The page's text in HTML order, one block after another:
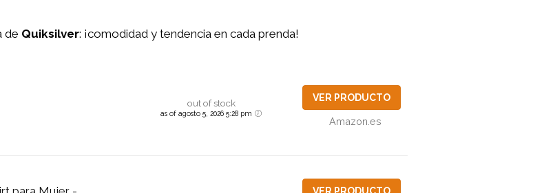
de Quiksilver: ¡comodidad y tendencia en cada prenda!
out of stock
as of agosto 5, 2026 5:28 pm
VER PRODUCTO
Amazon.es